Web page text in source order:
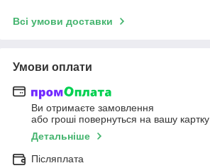
Всі умови доставки
Умови оплати
Ви отримаєте замовлення
або гроші повернуться на вашу картку
Детальніше
Післяплата